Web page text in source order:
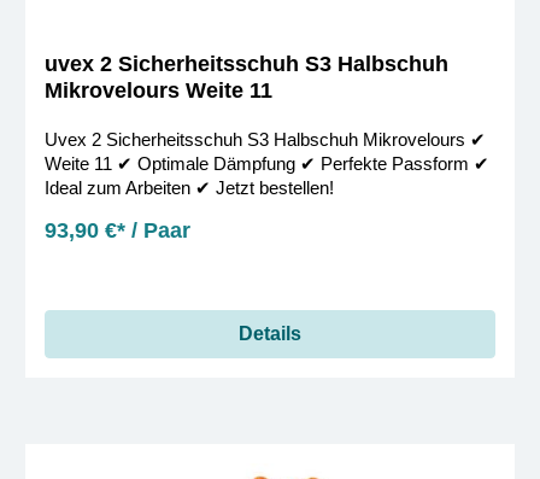
uvex 2 Sicherheitsschuh S3 Halbschuh
Mikrovelours Weite 11
Uvex 2 Sicherheitsschuh S3 Halbschuh Mikrovelours ✔︎
Weite 11 ✔︎ Optimale Dämpfung ✔︎ Perfekte Passform ✔︎
Ideal zum Arbeiten ✔︎ Jetzt bestellen!
93,90 €* / Paar
Details